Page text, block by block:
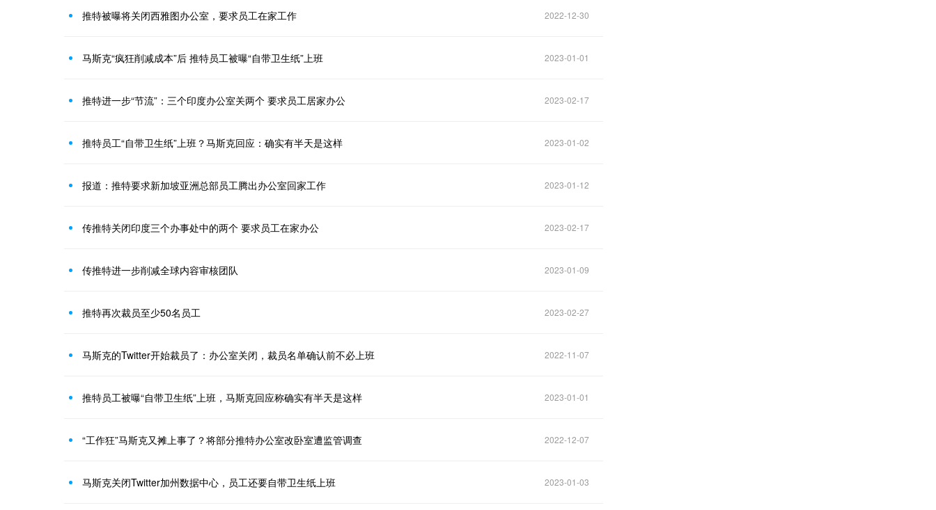
推特被曝将关闭西雅图办公室，要求员工在家工作 2022-12-30
马斯克“疯狂削减成本”后 推特员工被曝“自带卫生纸”上班 2023-01-01
推特进一步“节流”：三个印度办公室关两个 要求员工居家办公 2023-02-17
推特员工“自带卫生纸”上班？马斯克回应：确实有半天是这样 2023-01-02
报道：推特要求新加坡亚洲总部员工腾出办公室回家工作 2023-01-12
传推特关闭印度三个办事处中的两个 要求员工在家办公 2023-02-17
传推特进一步削减全球内容审核团队 2023-01-09
推特再次裁员至少50名员工 2023-02-27
马斯克的Twitter开始裁员了：办公室关闭，裁员名单确认前不必上班 2022-11-07
推特员工被曝“自带卫生纸”上班，马斯克回应称确实有半天是这样 2023-01-01
“工作狂”马斯克又摊上事了？将部分推特办公室改卧室遭监管调查 2022-12-07
马斯克关闭Twitter加州数据中心，员工还要自带卫生纸上班 2023-01-03